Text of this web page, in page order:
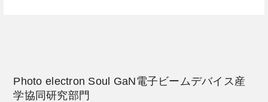
Photo electron Soul GaN電子ビームデバイス産
学協同研究部門